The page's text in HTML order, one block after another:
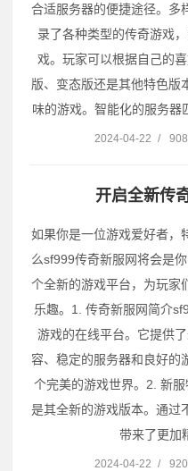
合适服务器的便捷途径。多
录了各种类型的传奇游戏
戏。玩家可以根据自己的
版、变态版还是其他特色版
味的游戏。智能化的服务器
2024-04-22 /
开启全新传
如果你是一位游戏爱好者，
么sf999传奇新服网将会是
个全新的游戏平台，为玩家
乐趣。1. 传奇新服网简介
游戏的在线平台。它提供
容、稳定的服务器和良好的
个完美的游戏世界。2. 新
是其全新的游戏版本。通过
带来了更加
2024-04-22 /